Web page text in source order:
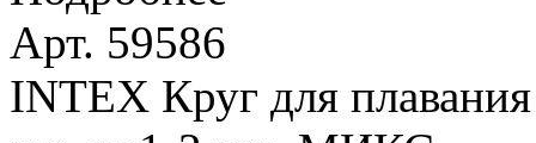
Арт. 59586
INTEX Круг для